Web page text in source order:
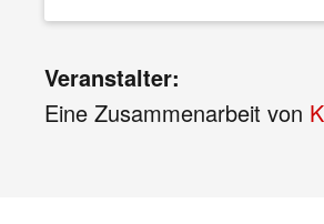
Veranstalter:
Eine Zusammenarbeit von